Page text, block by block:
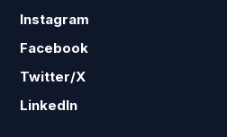
Instagram
Facebook
Twitter/X
LinkedIn